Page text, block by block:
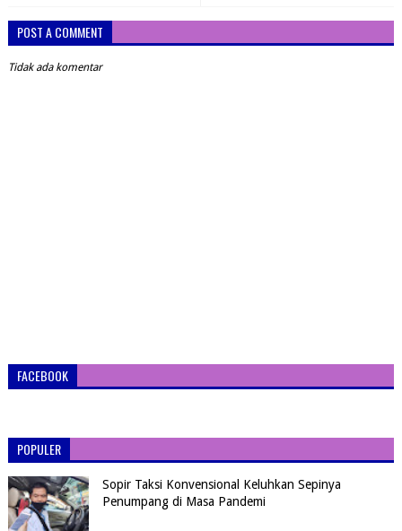
POST A COMMENT
Tidak ada komentar
FACEBOOK
POPULER
Sopir Taksi Konvensional Keluhkan Sepinya
Penumpang di Masa Pandemi